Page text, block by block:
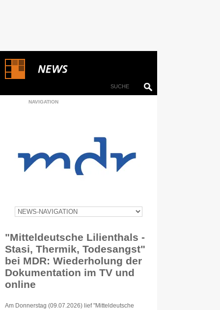
NAVIGATION
"Mitteldeutsche Lilienthals -
Stasi, Thermik, Todesangst"
bei MDR: Wiederholung der
Dokumentation im TV und
online
Am Donnerstag (09.07.2026) lief "Mitteldeutsche